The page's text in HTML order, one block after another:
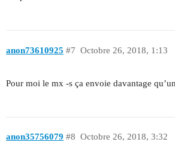
anon73610925 Octobre 26, 2018, 1:13
#7
Pour moi le mx -s ça envoie davantage
anon35756079 Octobre 26, 2018, 3:32
#8